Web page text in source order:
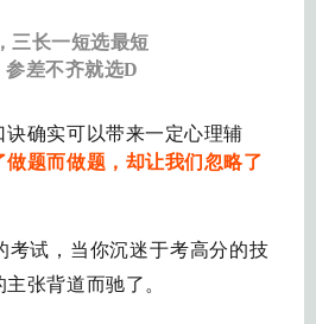
三长一短选最短
差不齐就选D
确实可以带来一定心理辅
做题而做题，却让我们忽略了
考试，当你沉迷于考高分的技
张背道而驰了。